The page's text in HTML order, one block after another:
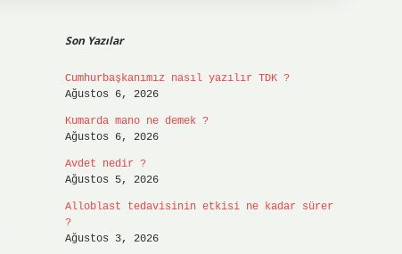
Son Yazılar
Cumhurbaşkanımız nasıl yazılır TDK ?
Ağustos 6, 2026
Kumarda mano ne demek ?
Ağustos 6, 2026
Avdet nedir ?
Ağustos 5, 2026
Alloblast tedavisinin etkisi ne kadar sürer
?
Ağustos 3, 2026